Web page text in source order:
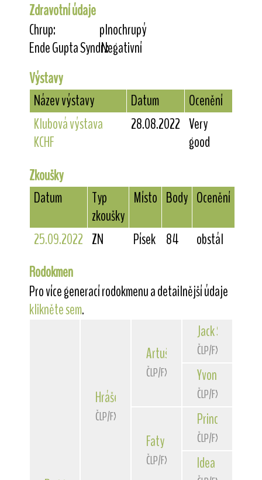
Zdravotní údaje
Chrup:
plnochrupý
Ende Gupta Syndr.:Negativní
Výstavy
Název výstavy
Datum
Ocenění
Klubová výstava
KCHF
28.08.2022 Very
good
Zkoušky
Datum
Typ
zkoušky
Místo Body Ocenění
25.09.2022 ZN Písek 84
obstál
Rodokmen
Pro více generací rodokmenu a detailnější údaje
klikněte sem.
Hrášek
ČLP/FXD/36923
Artuš z Rataj
ČLP/FXD/34882
Fatyz Havlanky
ČLP/FXD/33352
Jack Sparrow
ČLP/FXD/33988
Yvonne
ČLP/FXD/33706
Princ
ČLP/FXD/31831
Idea